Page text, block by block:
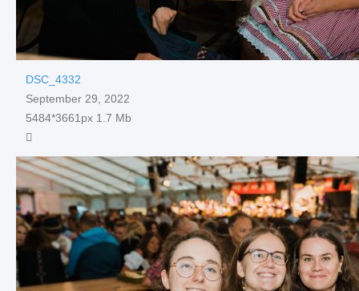
DSC_4332
September 29, 2022
5484*3661px 1.7 Mb